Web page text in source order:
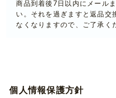
商品到着後7日以内にメール
い。それを過ぎますと返品交
なくなりますので、ご了承く
個人情報保護方針